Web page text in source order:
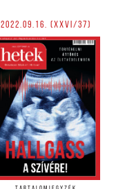
2022.09.16. (XXVI/37)